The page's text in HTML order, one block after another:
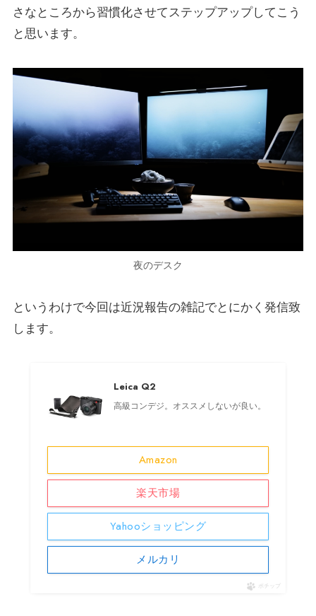
さなところから習慣化させてステップアップしてこう
と思います。
夜のデスク
というわけで今回は近況報告の雑記でとにかく発信致
します。
Leica Q2
高級コンデジ。オススメしないが良い。
Amazon
楽天市場
Yahooショッピング
メルカリ
ポチップ